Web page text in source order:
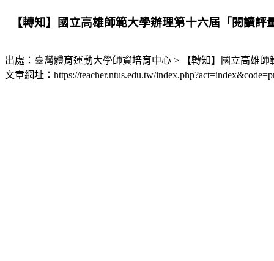
【轉知】國立高雄師範大學辦理第十六屆「閱讀
出處：臺灣體育運動大學師資培育中心 > 【轉知】國立高雄
文章網址：https://teacher.ntus.edu.tw/